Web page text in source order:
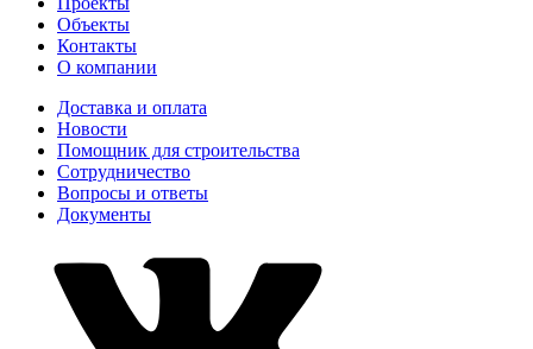
Объекты
Контакты
О компании
Доставка и оплата
Новости
Помощник для строительства
Сотрудничество
Вопросы и ответы
Документы